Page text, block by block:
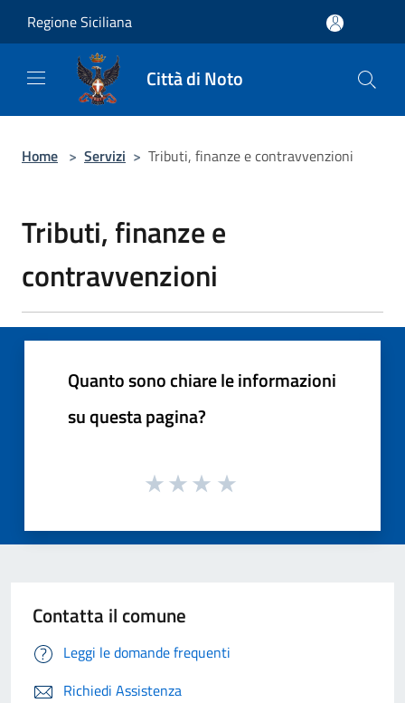
Regione Siciliana
Città di Noto
Home > Servizi > Tributi, finanze e contravvenzioni
Tributi, finanze e
contravvenzioni
Quanto sono chiare le informazioni
su questa pagina?
Contatta il comune
Leggi le domande frequenti
Richiedi Assistenza